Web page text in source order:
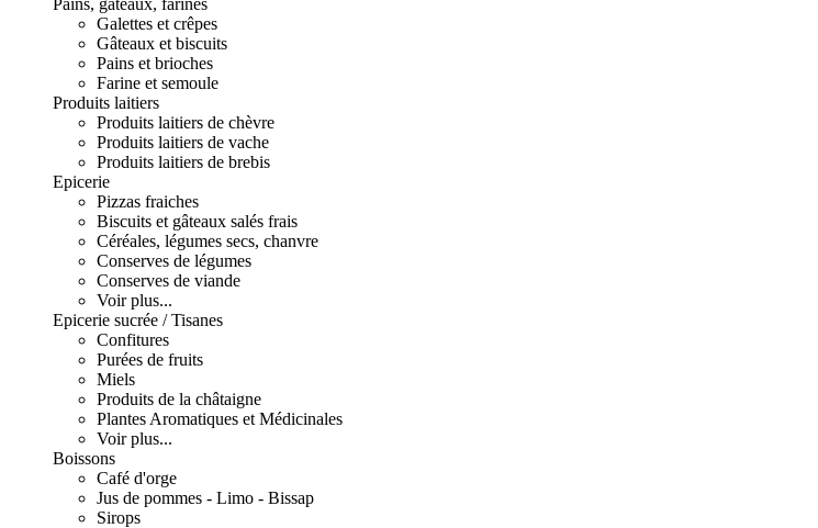
Pains, gâteaux, farines
Galettes et crêpes
Gâteaux et biscuits
Pains et brioches
Farine et semoule
Produits laitiers
Produits laitiers de chèvre
Produits laitiers de vache
Produits laitiers de brebis
Epicerie
Pizzas fraiches
Biscuits et gâteaux salés frais
Céréales, légumes secs, chanvre
Conserves de légumes
Conserves de viande
Voir plus...
Epicerie sucrée / Tisanes
Confitures
Purées de fruits
Miels
Produits de la châtaigne
Plantes Aromatiques et Médicinales
Voir plus...
Boissons
Café d'orge
Jus de pommes - Limo - Bissap
Sirops